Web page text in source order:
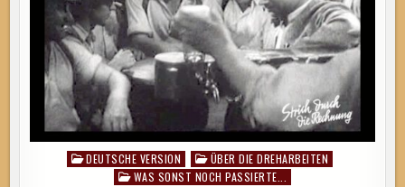
Posted
DEUTSCHE VERSION
ÜBER DIE DREHARBEITEN
WAS SONST NOCH PASSIERTE...